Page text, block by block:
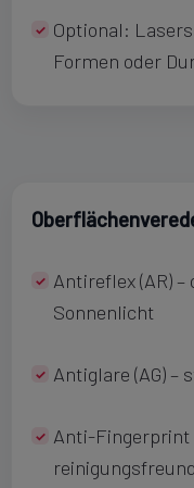
Optional:
Formen oder
Antireflex (AR)
Sonnenlicht
Antiglare (AG)
Anti-Fingerprint